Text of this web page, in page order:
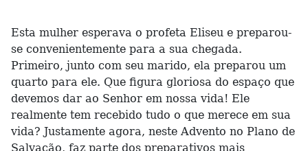
Esta mulher esperava o profeta Eliseu e preparou-
se convenientemente para a sua chegada.
Primeiro, junto com seu marido, ela preparou um
quarto para ele. Que figura gloriosa do espaço que
devemos dar ao Senhor em nossa vida! Ele
realmente tem recebido tudo o que merece em sua
vida? Justamente agora, neste Advento no Plano de
Salvação, faz parte dos preparativos mais